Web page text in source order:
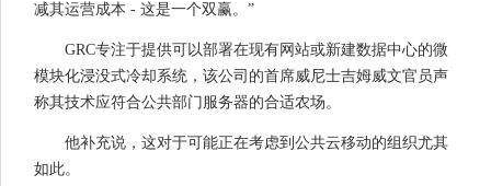
减其运营成本 - 这是一个双赢。”
GRC专注于提供可以部署在现有网站或新建数据中心的微
模块化浸没式冷却系统，该公司的首席威尼士吉姆威文官员声
称其技术应符合公共部门服务器的合适农场。
他补充说，这对于可能正在考虑到公共云移动的组织尤其
如此。